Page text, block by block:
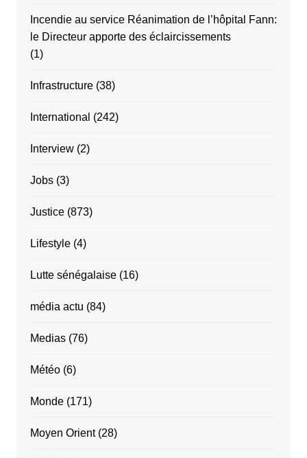
Incendie au service Réanimation de l’hôpital Fann:
le Directeur apporte des éclaircissements
(1)
Infrastructure(38)
International (242)
Interview(2)
Jobs(3)
Justice(873)
Lifestyle(4)
Lutte sénégalaise(16)
média actu (84)
Medias(76)
Météo(6)
Monde(171)
Moyen Orient(28)